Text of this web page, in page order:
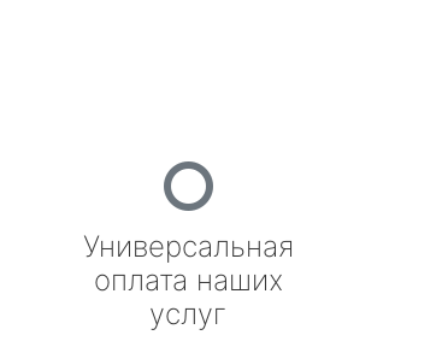
Универсальная
оплата наших
услуг